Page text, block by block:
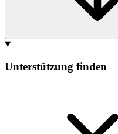
Unterstützung finden